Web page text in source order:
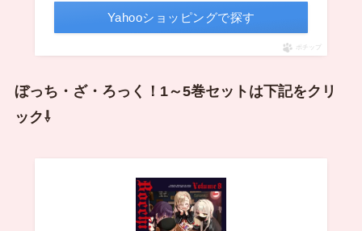
Yahooショッピングで探す
ポチップ
ぼっち・ざ・ろっく！1～5巻セットは下記をクリ
ック⇩